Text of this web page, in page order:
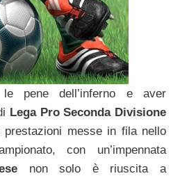
pene dell’inferno e aver
Lega Pro Seconda Divisione
messe in fila nello
con un’impennata
non solo è riuscita a